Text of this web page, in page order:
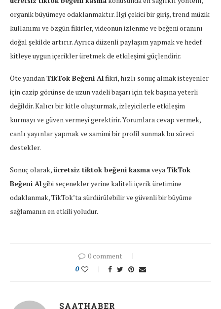
organik büyümeye odaklanmaktır. İlgi çekici bir giriş, trend müzik
kullanımı ve özgün fikirler, videonun izlenme ve beğeni oranını
doğal şekilde artırır. Ayrıca düzenli paylaşım yapmak ve hedef
kitleye uygun içerikler üretmek de etkileşimi güçlendirir.
Öte yandanTikTok Beğeni Alfikri, hızlı sonuç almak isteyenler
için cazip görünse de uzun vadeli başarı için tek başına yeterli
değildir. Kalıcı bir kitle oluşturmak, izleyicilerle etkileşim
kurmayı ve güven vermeyi gerektirir. Yorumlara cevap vermek,
canlı yayınlar yapmak ve samimi bir profil sunmak bu süreci
destekler.
Sonuç olarak,ücretsiz tiktok beğeni kasmaveyaTikTok
Beğeni Algibi seçenekler yerine kaliteli içerik üretimine
odaklanmak, TikTok’ta sürdürülebilir ve güvenli bir büyüme
sağlamanın en etkili yoludur.
0 comment
0
SAATHABER